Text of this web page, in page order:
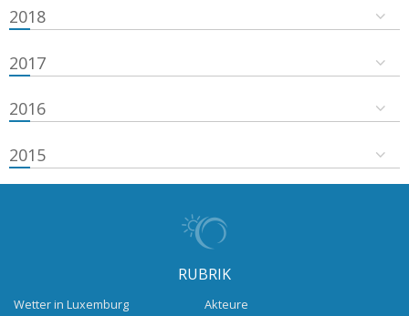
2018
2017
2016
2015
RUBRIK
Wetter in Luxemburg
Akteure